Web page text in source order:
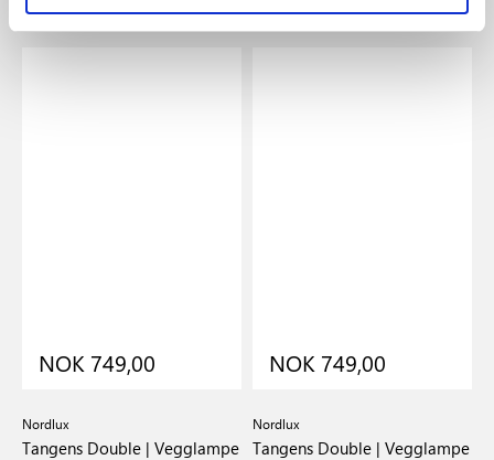
Tilknyttede produkter
NOK 749,00
Nordlux
Tangens Double | Vegglampe
NOK 749,00
Nordlux
Tangens Double | Vegglampe